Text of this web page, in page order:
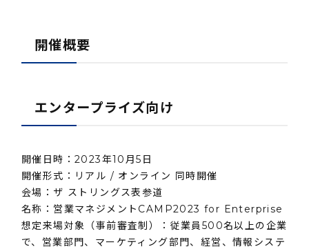
開催概要
エンタープライズ向け
開催日時：2023年10月5日
開催形式：リアル / オンライン 同時開催
会場：ザ ストリングス表参道
名称：営業マネジメントCAMP2023 for Enterprise
想定来場対象（事前審査制）：従業員500名以上の企業
で、営業部門、マーケティング部門、経営、情報システ